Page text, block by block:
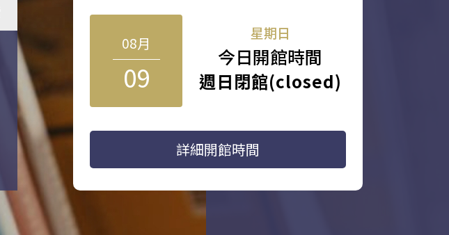
08月
09
星期日
今日開館時間
週日閉館(closed)
詳細開館時間